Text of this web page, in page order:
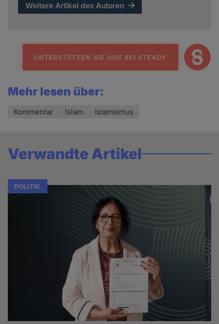
Weitere Artikel des Autoren
Mehr lesen über:
Kommentar Islam Islamismus
Verwandte Artikel
POLITIK